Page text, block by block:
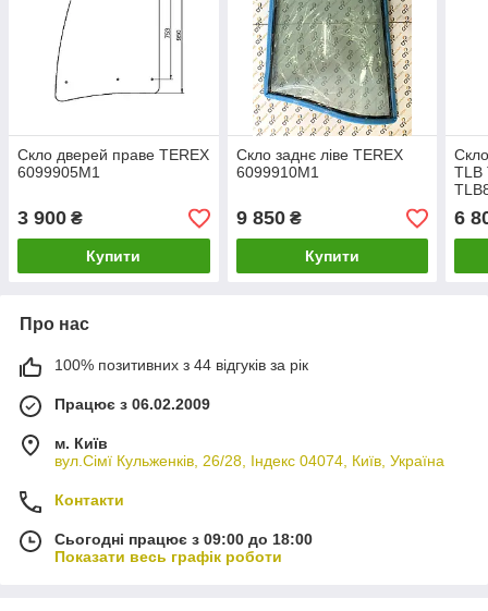
Скло дверей праве TEREX
6099905M1
3 900 ₴
Купити
Скло заднє ліве TEREX
6099910M1
9 850₴
Купити
TLB
6
Про нас
100% позитивних з 44 відгуків за рік
Працює з 06.02.2009
м. Київ
вул.Сімї Кульженків, 26/28, Індекс 04074, Київ, Україна
Контакти
Сьогодні працює з 09:00 до 18:00
Показати весь графік роботи